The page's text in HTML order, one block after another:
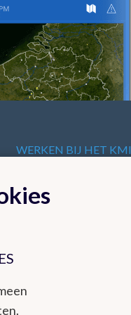
WERKEN BIJ HET KMI
Stages